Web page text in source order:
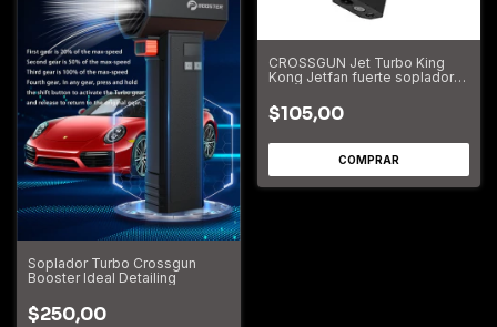
Soplador Turbo Crossgun
Booster Ideal Detailing
$250,00
CROSSGUN Jet Turbo King
Kong Jetfan fuerte soplador
iluminación LED eliminación de
polvo computadora huracán
$105,00